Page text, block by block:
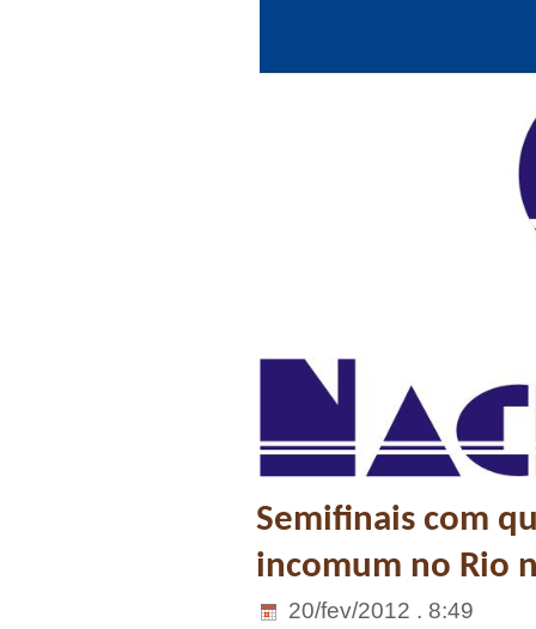
Semifinais com
incomum no Rio
20/fev/2012 . 8:49